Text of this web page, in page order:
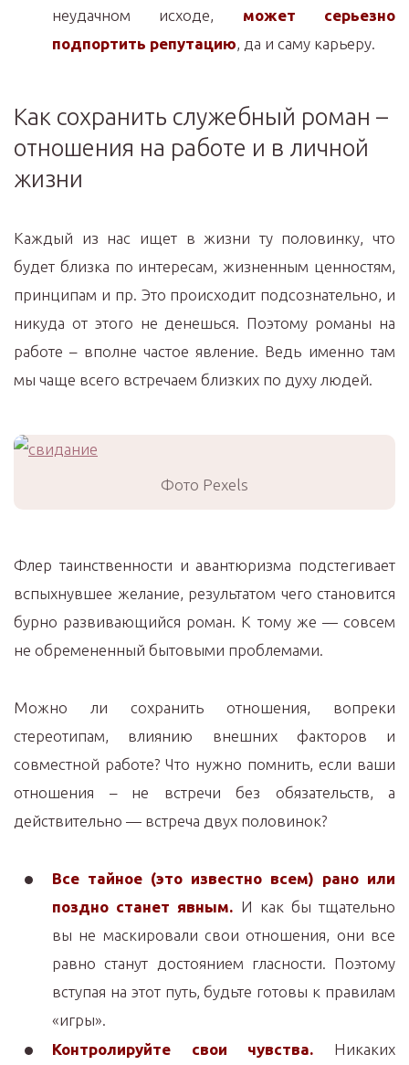
неудачном исходе, может серьезно
подпортить репутацию, да и саму карьеру.
Как сохранить служебный роман –
отношения на работе и в личной
жизни
Каждый из нас ищет в жизни ту половинку, что
будет близка по интересам, жизненным ценностям,
принципам и пр. Это происходит подсознательно, и
никуда от этого не денешься. Поэтому романы на
работе – вполне частое явление. Ведь именно там
мы чаще всего встречаем близких по духу людей.
Фото Pexels
Флер таинственности и авантюризма подстегивает
вспыхнувшее желание, результатом чего становится
бурно развивающийся роман. К тому же — совсем
не обремененный бытовыми проблемами.
Можно ли сохранить отношения, вопреки
стереотипам, влиянию внешних факторов и
совместной работе? Что нужно помнить, если ваши
отношения – не встречи без обязательств, а
действительно — встреча двух половинок?
Все тайное (это известно всем) рано или
поздно станет явным. И как бы тщательно
вы не маскировали свои отношения, они все
равно станут достоянием гласности. Поэтому
вступая на этот путь, будьте готовы к правилам
«игры».
Контролируйте свои чувства. Никаких